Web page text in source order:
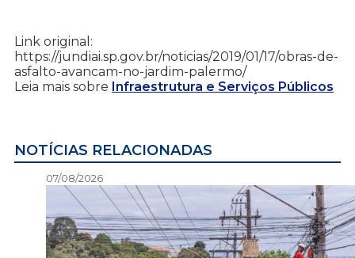
Link original:
https://jundiai.sp.gov.br/noticias/2019/01/17/obras-de-
asfalto-avancam-no-jardim-palermo/
Leia mais sobre Infraestrutura e Serviços Públicos
NOTÍCIAS RELACIONADAS
07/08/2026